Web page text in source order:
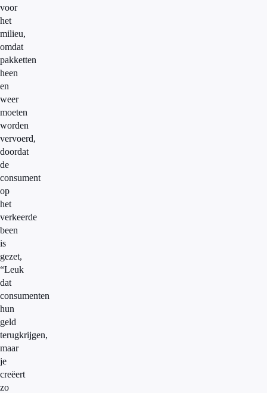
voor
het
milieu,
omdat
pakketten
heen
en
weer
moeten
worden
vervoerd,
doordat
de
consument
op
het
verkeerde
been
is
gezet,
“Leuk
dat
consumenten
hun
geld
terugkrijgen,
maar
je
creëert
zo